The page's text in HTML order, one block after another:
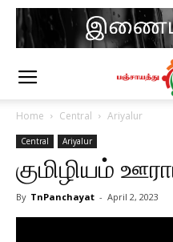
Home Central Ariyalur
Central Ariyalur
குமிழியம்
By TnPanchayat - April 2, 2023